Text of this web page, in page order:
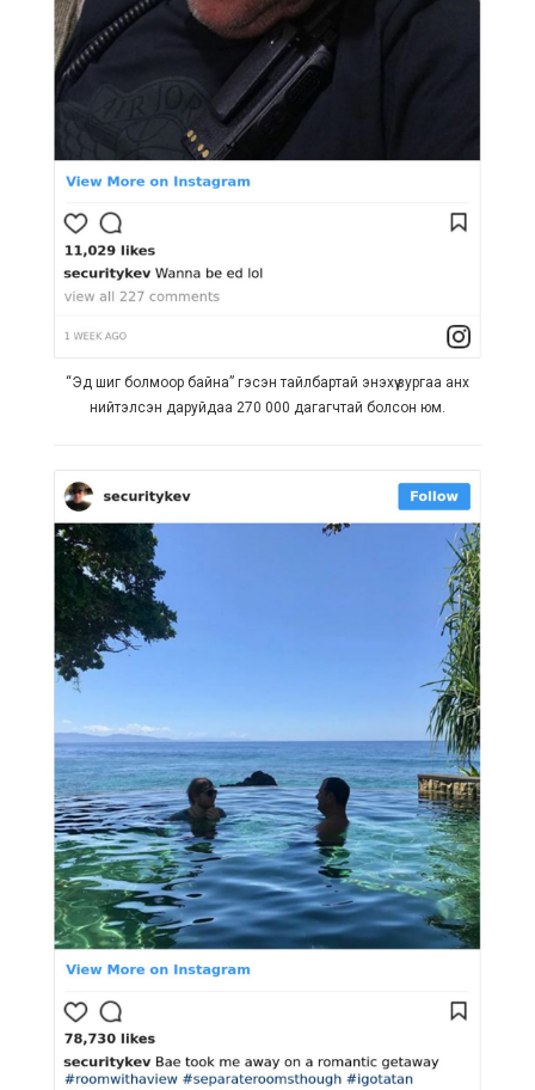
“Эд шиг болмоор байна” гэсэн тайлбартай энэхүү зургаа анх
нийтэлсэн даруйдаа 270 000 дагагчтай болсон юм.